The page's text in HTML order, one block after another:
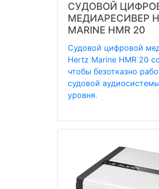
СУДОВОЙ
МЕДИАРЕСИВЕР
MARINE HMR 20
Судовой цифровой
Hertz Marine HMR 20
чтобы безотказно
судовой
уровня.